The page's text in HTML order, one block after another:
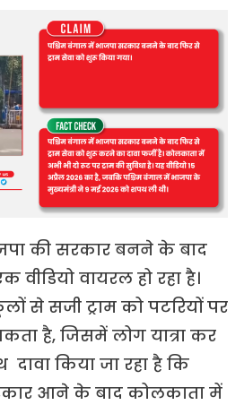
की सरकार बनने के बाद
वीडियो वायरल हो रहा है।
से सजी ट्राम को पटरियों पर
है, जिसमें लोग यात्रा कर
दावा किया जा रहा है कि
आने के बाद कोलकाता में